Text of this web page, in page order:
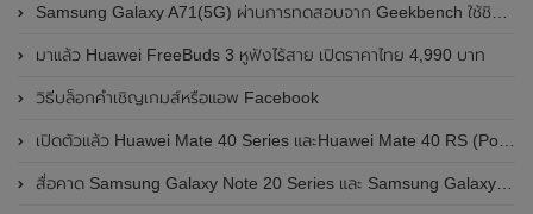
Samsung Galaxy A71(5G) ผ่านการทดสอบจาก Geekbench ใช้ชิปเซ็ต Exynos 980 SoC พร้อม RAM 8GB
มาแล้ว Huawei FreeBuds 3 หูฟังไร้สาย เปิดราคาไทย 4,990 บาท
วิธีบล็อกคำเชิญเกมส์หรือแอพ Facebook
เปิดตัวแล้ว Huawei Mate 40 Series และHuawei Mate 40 RS (Porsche) มาพร้อมชิปเซ็ต Kirin 9000 และกล้องหลังที่น่าประทับใจ
สื่อคาด Samsung Galaxy Note 20 Series และ Samsung Galaxy Fold 2 จะเปิดตัวอย่างเป็นทางการในวันที่ 5 สิงหาคม 2020 นี้